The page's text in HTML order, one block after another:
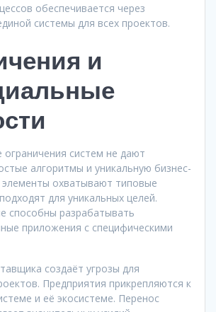
обеспечивается через
системы для всех проектов.
и
систем не дают
алгоритмы и уникальную бизнес-
элементы охватывают типовые
для уникальных целей.
способны разрабатывать
приложения с специфическими
создаёт угрозы для
Предприятия прикрепляются к
и её экосистеме. Перенос